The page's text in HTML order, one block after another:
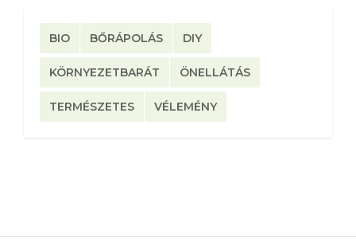
BIO BŐRÁPOLÁS DIY
KÖRNYEZETBARÁT ÖNELLÁTÁS
TERMÉSZETES VÉLEMÉNY